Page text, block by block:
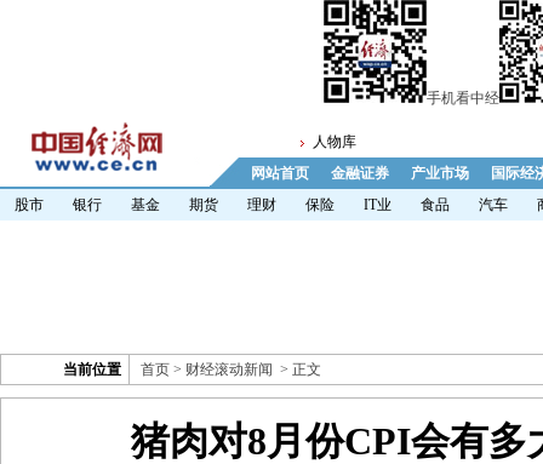
手机看中经
人物库
网站首页
金融证券 产业市场
国际经
股市
银行 基金 期货 理财 保险 IT业 食品 汽车
当前位置 首页 > 财经滚动新闻 > 正文
猪肉对8月份CPI会有多